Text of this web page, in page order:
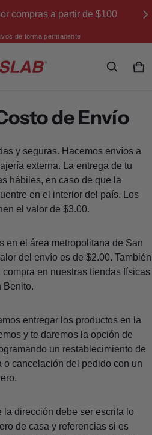
compras a partir de $100
de forma permanente
0
de Envío
y seguras. Hacemos envíos a
externa. La entrega de tu
hábiles, en caso de que la
en el interior del país. Los
el valor de $3.00.
en el área metropolitana de San
del envío es de $2.00. También
en nuestras tiendas físicas
Benito.
entregar los productos en la
y te daremos la opción de
un restablecimiento de
o cancelación del pedido con un
la dirección debe ser escrita lo
de casa y referencias si es